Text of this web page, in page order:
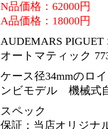
N品価格：62000円
A品価格：18000円
AUDEMARS
オートマティック
ケース径34mmのロ
ンビモデル 機械式
スペック
保証：当店オリジナ